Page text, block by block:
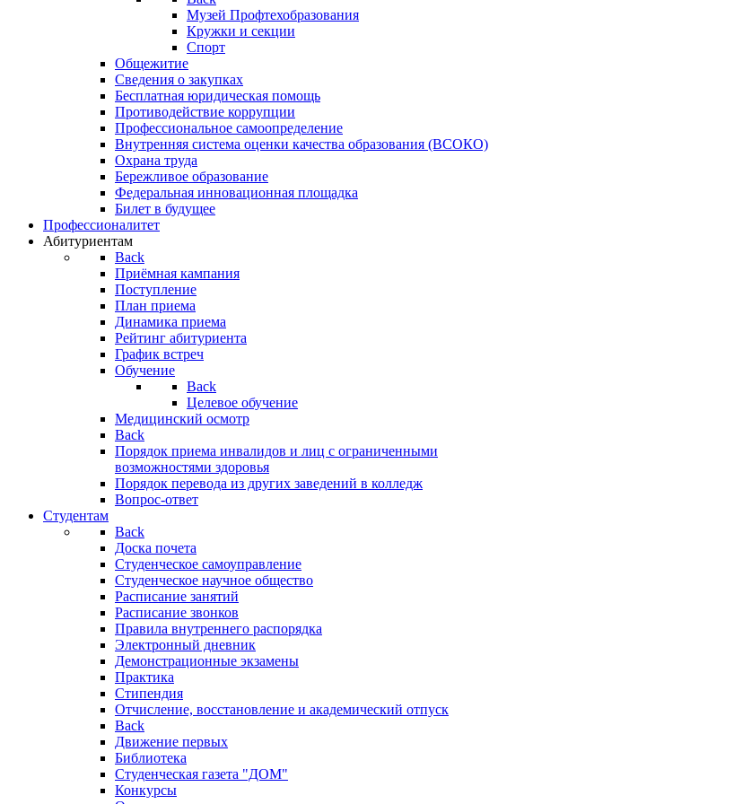
Музей Профтехобразования
Кружки и секции
Спорт
Общежитие
Сведения о закупках
Бесплатная юридическая помощь
Противодействие коррупции
Профессиональное самоопределение
Внутренняя система оценки качества образования (ВСОКО)
Охрана труда
Бережливое образование
Федеральная инновационная площадка
Билет в будущее
Профессионалитет
Абитуриентам
Back
Приёмная кампания
Поступление
План приема
Динамика приема
Рейтинг абитуриента
График встреч
Обучение
Back
Целевое обучение
Медицинский осмотр
Back
Порядок приема инвалидов и лиц с ограниченными
возможностями здоровья
Порядок перевода из других заведений в колледж
Вопрос-ответ
Студентам
Back
Доска почета
Студенческое самоуправление
Студенческое научное общество
Расписание занятий
Расписание звонков
Правила внутреннего распорядка
Электронный дневник
Демонстрационные экзамены
Практика
Стипендия
Отчисление, восстановление и академический отпуск
Back
Движение первых
Библиотека
Студенческая газета "ДОМ"
Конкурсы